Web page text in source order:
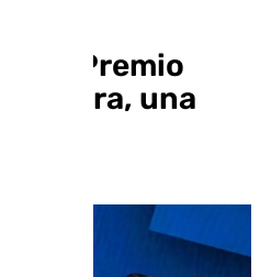
el Premio
‘Vera, una